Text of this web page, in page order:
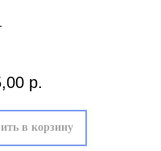
р.
в корзину